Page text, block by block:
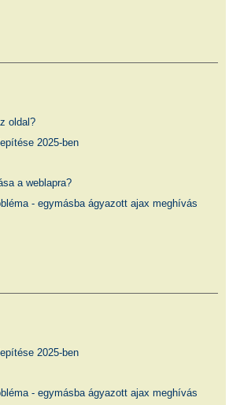
oldal?
2025-ben
a weblapra?
- egymásba ágyazott ajax meghívás
2025-ben
- egymásba ágyazott ajax meghívás